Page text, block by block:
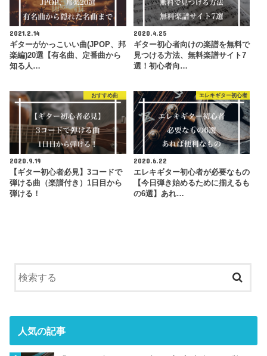
2021.2.14
ギターがかっこいい曲(JPOP、邦
楽編)20選【有名曲、定番曲から
知る人…
2020.4.25
ギター初心者向けの楽譜を無料で
見つける方法、無料楽譜サイト7
選！初心者向…
おすすめ曲
2020.9.19
【ギター初心者必見】3コードで
弾ける曲（楽譜付き）1日目から
弾ける！
エレキギター初心者
2020.6.22
エレキギター初心者が必要なもの
【今日弾き始めるために揃えるも
の6選】あれ…
人気の記事